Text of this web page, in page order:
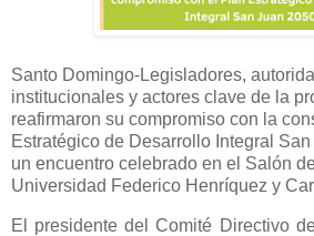
Santo Domingo-Legisladores,
institucionales y actores clave de la
reafirmaron su compromiso con la
Estratégico de Desarrollo Integral
un encuentro celebrado en el Salón
Universidad Federico Henríquez y
El presidente del Comité Directivo